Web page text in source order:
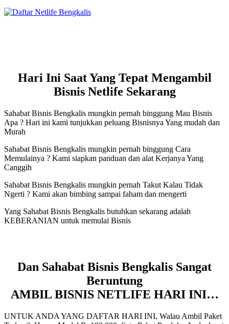
Hari Ini Saat Yang Tepat Mengambil
Bisnis Netlife Sekarang
Sahabat Bisnis Bengkalis mungkin pernah binggung Mau Bisnis
Apa ? Hari ini kami tunjukkan peluang Bisnisnya Yang mudah dan
Murah
Sahabat Bisnis Bengkalis mungkin pernah binggung Cara
Memulainya ? Kami siapkan panduan dan alat Kerjanya Yang
Canggih
Sahabat Bisnis Bengkalis mungkin pernah Takut Kalau Tidak
Ngerti ? Kami akan bimbing sampai faham dan mengerti
Yang Sahabat Bisnis Bengkalis butuhkan sekarang adalah
KEBERANIAN untuk memulai Bisnis
Dan Sahabat Bisnis Bengkalis Sangat
Beruntung
AMBIL BISNIS NETLIFE HARI INI…
UNTUK ANDA YANG DAFTAR HARI INI, Walau Ambil Paket